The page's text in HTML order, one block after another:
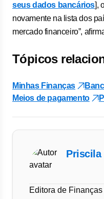
seus dados bancários],
novamente na lista dos
mercado financeiro”,
Tópicos
Minhas Finanças
Meios de pagamento
Priscila
Editora de